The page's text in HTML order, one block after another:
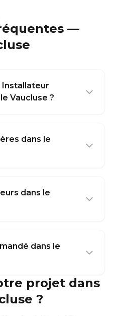
—
Installateur
Vaucluse ?
dans le
dans le
dans le
projet dans
?